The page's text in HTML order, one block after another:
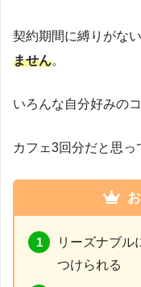
契約期間に縛りがない
ません。
いろんな自分好みの
カフェ3回分だと思っ
リーズナブル
つけられる